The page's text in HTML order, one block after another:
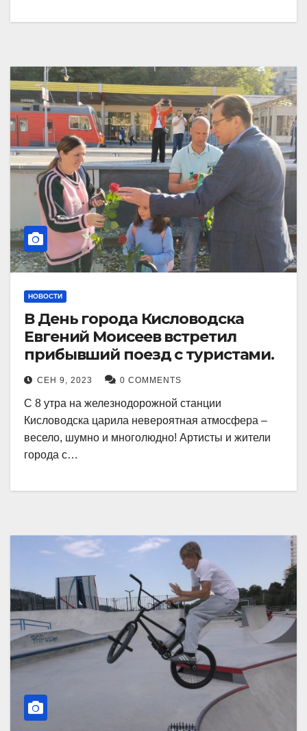
НОВОСТИ
В День города Кисловодска
Евгений Моисеев встретил
прибывший поезд с туристами.
СЕН 9, 2023 0 COMMENTS
С 8 утра на железнодорожной станции
Кисловодска царила невероятная атмосфера –
весело, шумно и многолюдно! Артисты и жители
города с…